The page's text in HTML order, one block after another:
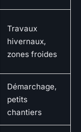
Travaux
hivernaux,
zones froides
Démarchage,
petits
chantiers